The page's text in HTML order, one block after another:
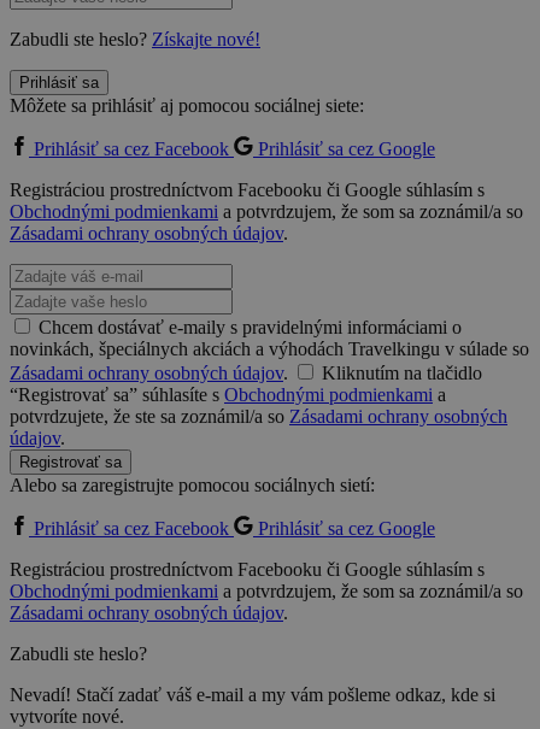
Zabudli ste heslo? Získajte nové!
Prihlásiť sa
Môžete sa prihlásiť aj pomocou sociálnej siete:
Prihlásiť sa cez Facebook
Prihlásiť sa cez Google
Registráciou prostredníctvom Facebooku či Google súhlasím s
Obchodnými podmienkami a potvrdzujem, že som sa zoznámil/a so
Zásadami ochrany osobných údajov.
Chcem dostávať e-maily s pravidelnými informáciami o
novinkách, špeciálnych akciách a výhodách Travelkingu v súlade so
Zásadami ochrany osobných údajov.
Kliknutím na tlačidlo
“Registrovať sa” súhlasíte s Obchodnými podmienkami a
potvrdzujete, že ste sa zoznámil/a so Zásadami ochrany osobných
údajov.
Registrovať sa
Alebo sa zaregistrujte pomocou sociálnych sietí:
Prihlásiť sa cez Facebook
Prihlásiť sa cez Google
Registráciou prostredníctvom Facebooku či Google súhlasím s
Obchodnými podmienkami a potvrdzujem, že som sa zoznámil/a so
Zásadami ochrany osobných údajov.
Zabudli ste heslo?
Nevadí! Stačí zadať váš e-mail a my vám pošleme odkaz, kde si
vytvoríte nové.